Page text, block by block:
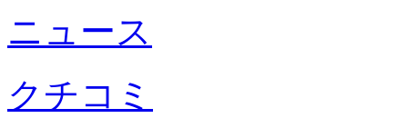
ニュース
クチコミ